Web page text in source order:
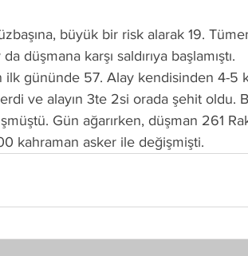
büyük bir risk alarak 19.
düşmana karşı saldırıya başlamıştı.
ilk gününde 57. Alay kendisinden 4-5
ve alayın 3te 2si orada şehit oldu.
Gün ağarırken, düşman 261
kahraman asker ile değişmişti.